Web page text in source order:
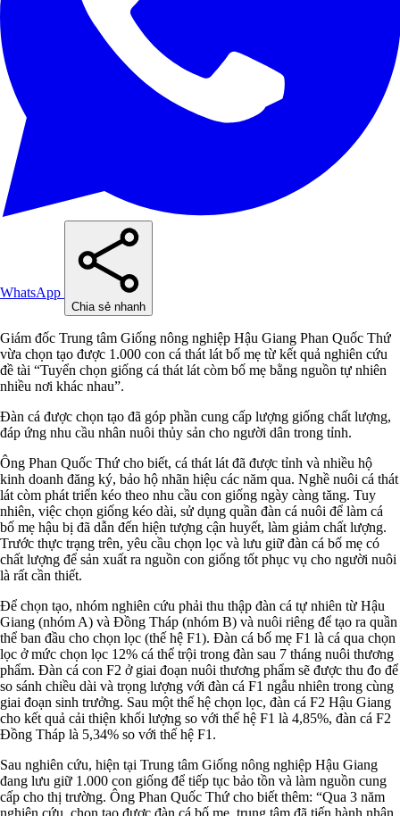
WhatsApp
Chia sẻ nhanh
Giám đốc Trung tâm Giống nông nghiệp Hậu Giang Phan Quốc Thứ
vừa chọn tạo được 1.000 con cá thát lát bố mẹ từ kết quả nghiên cứu
đề tài “Tuyển chọn giống cá thát lát còm bố mẹ bằng nguồn tự nhiên
nhiều nơi khác nhau”.
Đàn cá được chọn tạo đã góp phần cung cấp lượng giống chất lượng,
đáp ứng nhu cầu nhân nuôi thủy sản cho người dân trong tỉnh.
Ông Phan Quốc Thứ cho biết, cá thát lát đã được tỉnh và nhiều hộ
kinh doanh đăng ký, bảo hộ nhãn hiệu các năm qua. Nghề nuôi cá thát
lát còm phát triển kéo theo nhu cầu con giống ngày càng tăng. Tuy
nhiên, việc chọn giống kéo dài, sử dụng quần đàn cá nuôi để làm cá
bố mẹ hậu bị đã dẫn đến hiện tượng cận huyết, làm giảm chất lượng.
Trước thực trạng trên, yêu cầu chọn lọc và lưu giữ đàn cá bố mẹ có
chất lượng để sản xuất ra nguồn con giống tốt phục vụ cho người nuôi
là rất cần thiết.
Để chọn tạo, nhóm nghiên cứu phải thu thập đàn cá tự nhiên từ Hậu
Giang (nhóm A) và Đồng Tháp (nhóm B) và nuôi riêng để tạo ra quần
thể ban đầu cho chọn lọc (thế hệ F1). Đàn cá bố mẹ F1 là cá qua chọn
lọc ở mức chọn lọc 12% cá thể trội trong đàn sau 7 tháng nuôi thương
phẩm. Đàn cá con F2 ở giai đoạn nuôi thương phẩm sẽ được thu đo để
so sánh chiều dài và trọng lượng với đàn cá F1 ngẫu nhiên trong cùng
giai đoạn sinh trưởng. Sau một thế hệ chọn lọc, đàn cá F2 Hậu Giang
cho kết quả cải thiện khối lượng so với thế hệ F1 là 4,85%, đàn cá F2
Đồng Tháp là 5,34% so với thế hệ F1.
Sau nghiên cứu, hiện tại Trung tâm Giống nông nghiệp Hậu Giang
đang lưu giữ 1.000 con giống để tiếp tục bảo tồn và làm nguồn cung
cấp cho thị trường. Ông Phan Quốc Thứ cho biết thêm: “Qua 3 năm
nghiên cứu, chọn tạo được đàn cá bố mẹ, trung tâm đã tiến hành nhân